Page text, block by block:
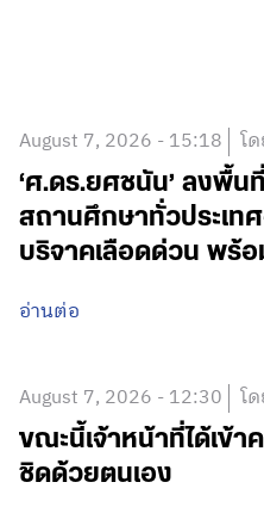
August 7, 2026 - 15:18 โ
‘ศ.ดร.ยศชนัน’ ลงพื้
สถานศึกษาทั่วประเท
บริจาคเลือดด่วน พร้
อ่านต่อ
August 7, 2026 - 12:30 โ
ขณะนี้เจ้าหน้าที่ได้เข้
ชิดด้วยตนเอง